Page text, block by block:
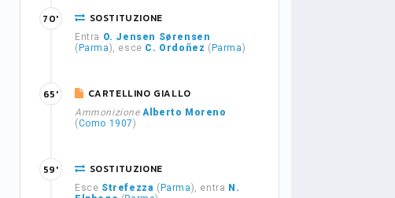
SOSTITUZIONE
Entra O. Jensen Sørensen
( Parma), esce C. Ordoñez ( Parma)
70'
CARTELLINO GIALLO
Ammonizione Alberto Moreno
(Como 1907)
65'
SOSTITUZIONE
Esce Strefezza ( Parma), entra N.
59'